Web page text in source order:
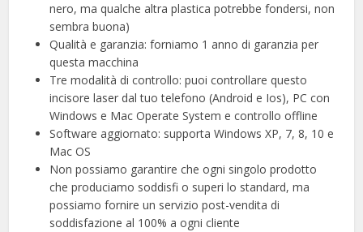
nero, ma qualche altra plastica potrebbe fondersi, non
sembra buona)
Qualità e garanzia: forniamo 1 anno di garanzia per
questa macchina
Tre modalità di controllo: puoi controllare questo
incisore laser dal tuo telefono (Android e Ios), PC con
Windows e Mac Operate System e controllo offline
Software aggiornato: supporta Windows XP, 7, 8, 10 e
Mac OS
Non possiamo garantire che ogni singolo prodotto
che produciamo soddisfi o superi lo standard, ma
possiamo fornire un servizio post-vendita di
soddisfazione al 100% a ogni cliente